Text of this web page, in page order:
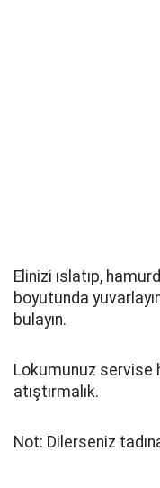
Elinizi ıslatıp,
boyutunda
bulayın.
Lokumunuz servise
atıştırmalık.
Not: Dilerseniz